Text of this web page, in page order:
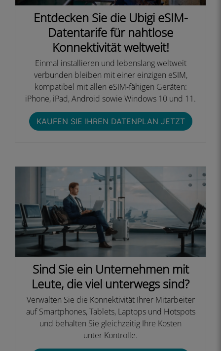
Entdecken Sie die Ubigi eSIM-
Datentarife für nahtlose
Konnektivität weltweit!
Einmal installieren und lebenslang weltweit
verbunden bleiben mit einer einzigen eSIM,
kompatibel mit allen eSIM-fähigen Geräten:
iPhone, iPad, Android sowie Windows 10 und 11.​​
KAUFEN SIE IHREN DATENPLAN JETZT​
Sind Sie ein Unternehmen mit
Leute, die viel unterwegs sind?​
Verwalten Sie die Konnektivität Ihrer Mitarbeiter
auf Smartphones, Tablets, Laptops und Hotspots
und behalten Sie gleichzeitig Ihre Kosten
unter Kontrolle.​